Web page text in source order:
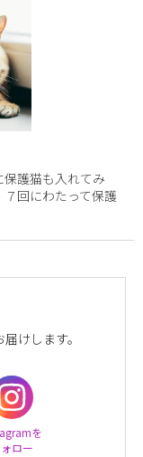
護猫も入れてみ
回にわたって保護
けします。
を
ロー